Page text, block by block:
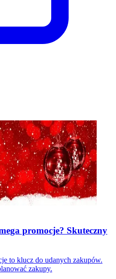
promocje? Skuteczny
to klucz do udanych zakupów.
zakupy.